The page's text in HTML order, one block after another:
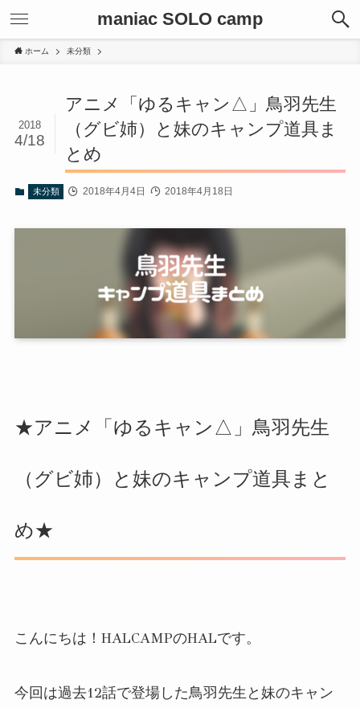
maniac SOLO camp
ホーム 未分類
アニメ「ゆるキャン△」鳥羽先生
（グビ姉）と妹のキャンプ道具ま
とめ
2018
4/18
未分類 2018年4月4日 2018年4月18日
★アニメ「ゆるキャン△」鳥羽先生
（グビ姉）と妹のキャンプ道具まと
め★
こんにちは！HALCAMPのHALです。
今回は過去12話で登場した鳥羽先生と妹のキャン